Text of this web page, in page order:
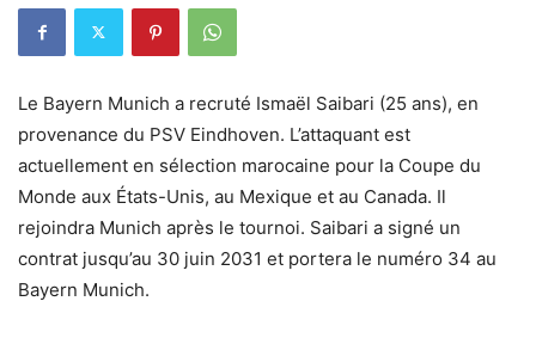
Le Bayern Munich a recruté Ismaël Saibari (25 ans), en
provenance du PSV Eindhoven. L’attaquant est
actuellement en sélection marocaine pour la Coupe du
Monde aux États-Unis, au Mexique et au Canada. Il
rejoindra Munich après le tournoi. Saibari a signé un
contrat jusqu’au 30 juin 2031 et portera le numéro 34 au
Bayern Munich.